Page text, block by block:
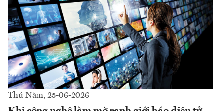
Thứ Năm, 25-06-2026